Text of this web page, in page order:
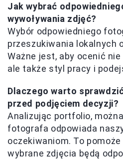
Jak wybrać
wywoływania zdjęć?
Wybór odpowiedniego
przeszukiwania lokalnych
Ważne jest, aby ocenić
ale także styl pracy i
Dlaczego warto
przed podjęciem decyzji?
Analizując portfolio,
fotografa odpowiada
oczekiwaniom. To
wybrane zdjęcia będą